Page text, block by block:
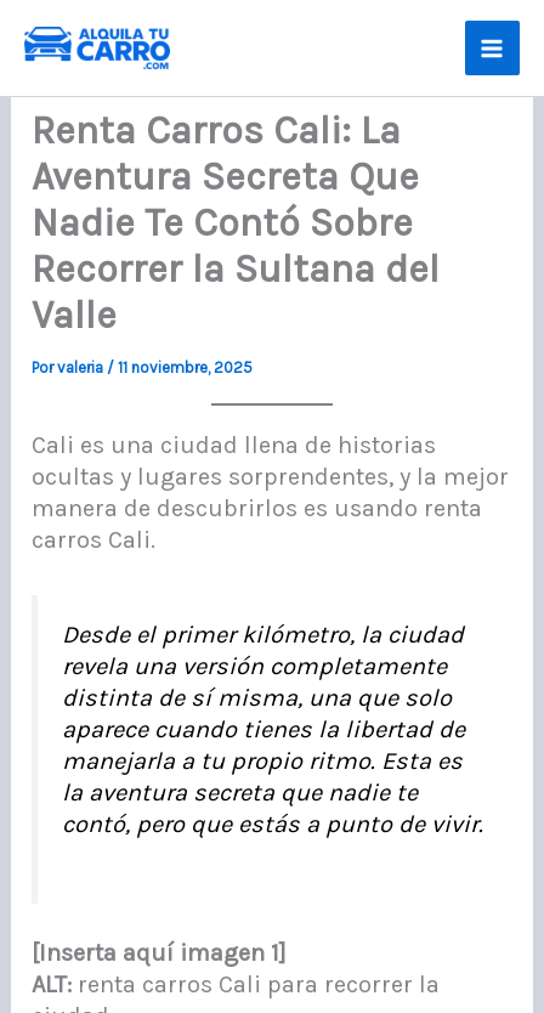
contenido
Renta Carros Cali: La
Aventura Secreta Que
Nadie Te Contó Sobre
Recorrer la Sultana del
Valle
Porvaleria /11 noviembre, 2025
Cali es una ciudad llena de historias
ocultas y lugares sorprendentes, y la mejor
manera de descubrirlos es usando renta
carros Cali.
Desde el primer kilómetro, la ciudad
revela una versión completamente
distinta de sí misma, una que solo
aparece cuando tienes la libertad de
manejarla a tu propio ritmo. Esta es
la aventura secreta que nadie te
contó, pero que estás a punto de vivir.
[Inserta aquí imagen 1]
ALT: renta carros Cali para recorrer la